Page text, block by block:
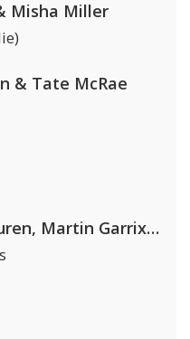
Misha Miller
& Tate McRae
Armin van Buuren, Martin Garrix & Libby Whitehouse